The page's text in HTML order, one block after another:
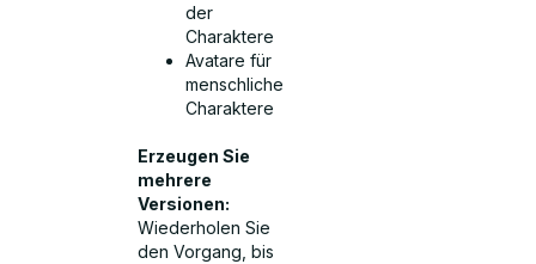
der
Charaktere
Avatare für
menschliche
Charaktere
Erzeugen Sie
mehrere
Versionen:
Wiederholen Sie
den Vorgang, bis